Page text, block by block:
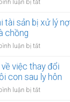
luận bị tắt
ký
khi
bên
là
tài sản bị xử lý nợ
chồng
luận bị tắt
khi
tài
sản
bị
về việc thay đổi
con sau ly hôn
luận bị tắt